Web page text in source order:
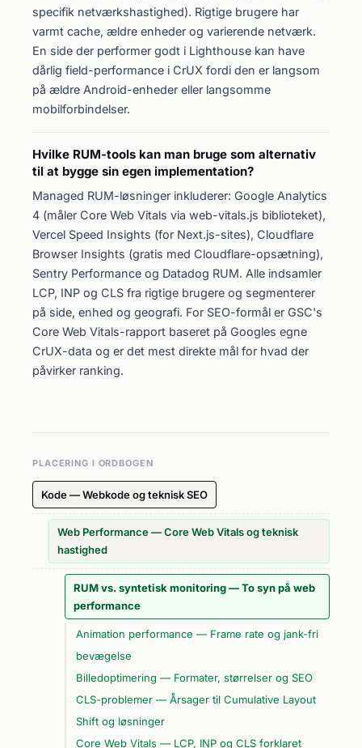
specifik netværkshastighed). Rigtige brugere har
varmt cache, ældre enheder og varierende netværk.
En side der performer godt i Lighthouse kan have
dårlig field-performance i CrUX fordi den er langsom
på ældre Android-enheder eller langsomme
mobilforbindelser.
Hvilke RUM-tools kan man bruge som alternativ
til at bygge sin egen implementation?
Managed RUM-løsninger inkluderer: Google Analytics
4 (måler Core Web Vitals via web-vitals.js biblioteket),
Vercel Speed Insights (for Next.js-sites), Cloudflare
Browser Insights (gratis med Cloudflare-opsætning),
Sentry Performance og Datadog RUM. Alle indsamler
LCP, INP og CLS fra rigtige brugere og segmenterer
på side, enhed og geografi. For SEO-formål er GSC's
Core Web Vitals-rapport baseret på Googles egne
CrUX-data og er det mest direkte mål for hvad der
påvirker ranking.
PLACERING I ORDBOGEN
Kode — Webkode og teknisk SEO
Web Performance — Core Web Vitals og teknisk
hastighed
RUM vs. syntetisk monitoring — To syn på web
performance
Animation performance — Frame rate og jank-fri
bevægelse
Billedoptimering — Formater, størrelser og SEO
CLS-problemer — Årsager til Cumulative Layout
Shift og løsninger
Core Web Vitals — LCP, INP og CLS forklaret